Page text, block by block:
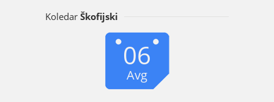
Koledar Škofijski
06
Avg